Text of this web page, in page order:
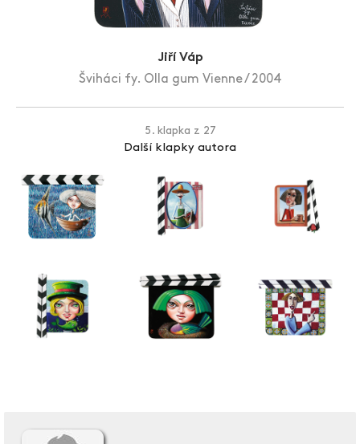
Jiří Váp
Šviháci fy. Olla gum Vienne / 2004
5. klapka z 27
Další klapky autora